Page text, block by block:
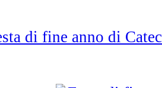
di fine anno di